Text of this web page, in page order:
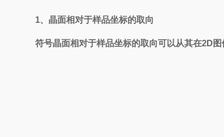
1、 晶面相对于样品坐标的取向
符号晶面相对于样品坐标的取向可以从其在2D